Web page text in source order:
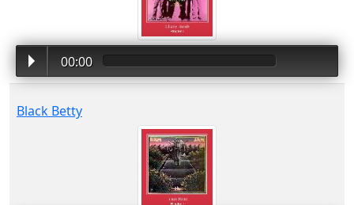
00:00
Black Betty